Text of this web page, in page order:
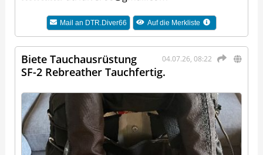
Mail an DTR.Diver66 Auf die Merkliste
04.07.26, 08:22
Biete Tauchausrüstung
SF-2 Rebreather Tauchfertig.